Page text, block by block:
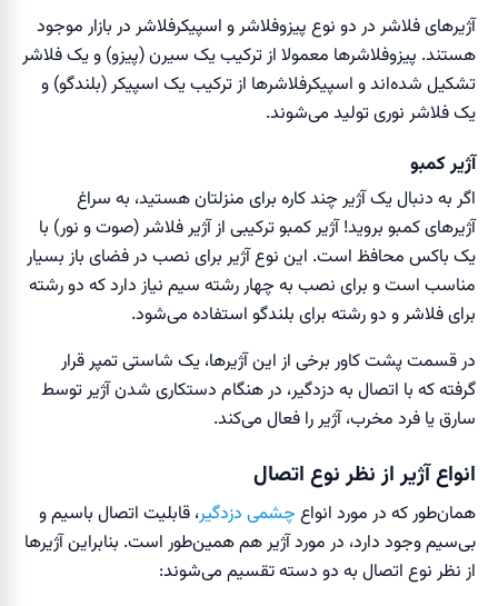
آژیر‌های فلاشر در دو نوع پیزو‌فلاشر و اسپیکر‌فلاشر در بازار موجود
هستند. پیزوفلاشر‌ها معمولا از ترکیب یک سیرن (پیزو) و یک فلاشر
تشکیل شده‌اند و اسپیکرفلاشر‌ها از ترکیب یک اسپیکر (بلندگو) و
یک فلاشر نوری تولید می‌شوند.
آژیر کمبو
اگر به دنبال یک آژیر چند کاره برای منزلتان هستید، به سراغ
آژیر‌های کمبو بروید! آژیر کمبو ترکیبی از آژیر فلاشر (صوت و نور) با
یک باکس محافظ است. این نوع آژیر برای نصب در فضای باز بسیار
مناسب است و برای نصب به چهار رشته سیم نیاز دارد که دو رشته
برای فلاشر و دو رشته برای بلندگو استفاده می‌شود.
در قسمت پشت کاور برخی از این آژیر‌ها، یک شاستی تمپر قرار
گرفته که با اتصال به دزدگیر، در هنگام دستکاری شدن آژیر توسط
سارق یا فرد مخرب، آژیر را فعال می‌کند.
انواع آژیر از نظر نوع اتصال
همان‌طور که در مورد انواع چشمی دزدگیر، قابلیت اتصال با‌سیم و
بی‌سیم وجود دارد، در مورد آژیر هم همین‌طور است. بنابراین آژیرها
از نظر نوع اتصال به دو دسته تقسیم می‌شوند: